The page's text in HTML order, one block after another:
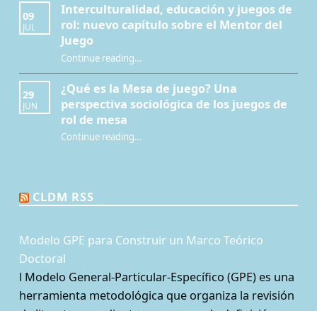
09
JUL
Interculturalidad, educación y juegos de
rol: nuevo capítulo sobre el Mentor del
Juego
Continue reading“Interculturalidad, educación y juegos de rol: nuevo capítulo sobre el Mentor del Juego”
…
29
JUN
¿Qué es la Mesa de juego? Una
perspectiva sociológica de los juegos de
rol de mesa
Continue reading“¿Qué es la Mesa de juego? Una perspectiva sociológica de los juegos de rol de mesa”
…
CLDM RSS
Modelo GPE para Construir un Marco Teórico
Doctoral
l Modelo General-Particular-Específico (GPE) es una
herramienta metodológica que organiza la revisión